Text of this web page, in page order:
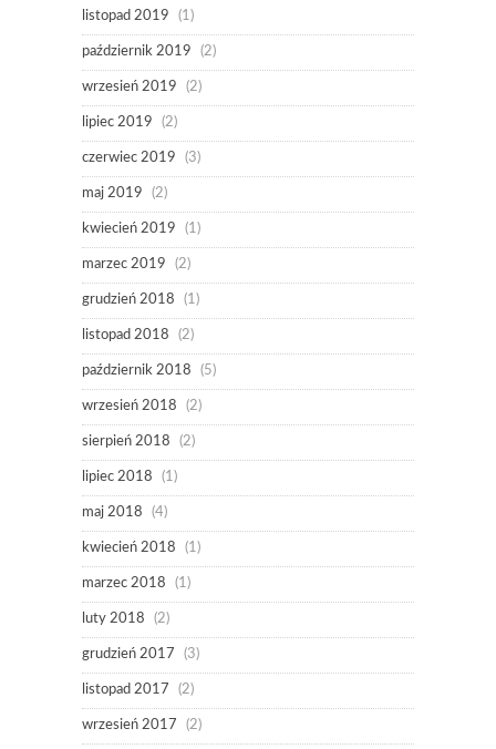
listopad 2019 (1)
październik 2019 (2)
wrzesień 2019 (2)
lipiec 2019 (2)
czerwiec 2019 (3)
maj 2019 (2)
kwiecień 2019 (1)
marzec 2019 (2)
grudzień 2018 (1)
listopad 2018 (2)
październik 2018 (5)
wrzesień 2018 (2)
sierpień 2018 (2)
lipiec 2018 (1)
maj 2018 (4)
kwiecień 2018 (1)
marzec 2018 (1)
luty 2018 (2)
grudzień 2017 (3)
listopad 2017 (2)
wrzesień 2017 (2)